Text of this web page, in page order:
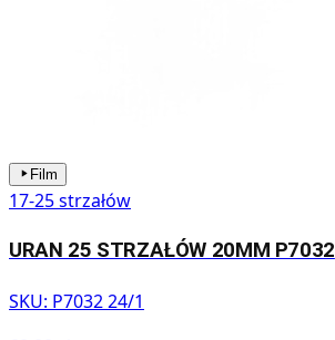
Film
17-25 strzałów
URAN 25 STRZAŁÓW 20MM P7032
SKU: P7032 24/1